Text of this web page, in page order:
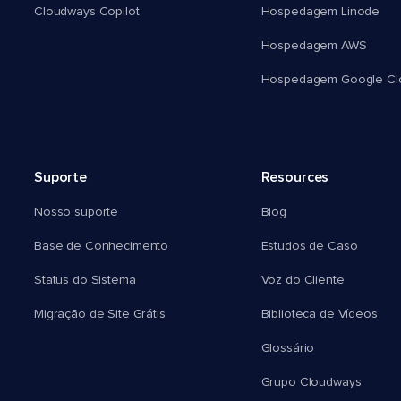
Cloudways Copilot Hospedagem Linode
Hospedagem AWS
Hospedagem Google
Suporte
Nosso suporte
Base de Conhecimento
Status do Sistema
Migração de Site Grátis
Resources
Blog
Estudos de Caso
Voz do Cliente
Biblioteca de Vídeos
Glossário
Grupo Cloudways